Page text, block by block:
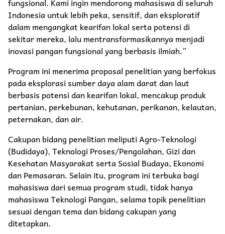
Indonesia untuk lebih peka, sensitif, dan eksploratif
dalam mengangkat kearifan lokal serta potensi di
sekitar mereka, lalu mentransformasikannya menjadi
inovasi pangan fungsional yang berbasis ilmiah.”
Program ini menerima proposal penelitian yang berfokus
pada eksplorasi sumber daya alam darat dan laut
berbasis potensi dan kearifan lokal, mencakup produk
pertanian, perkebunan, kehutanan, perikanan, kelautan,
peternakan, dan air.
Cakupan bidang penelitian meliputi Agro-Teknologi
(Budidaya), Teknologi Proses/Pengolahan, Gizi dan
Kesehatan Masyarakat serta Sosial Budaya, Ekonomi
dan Pemasaran. Selain itu, program ini terbuka bagi
mahasiswa dari semua program studi, tidak hanya
mahasiswa Teknologi Pangan, selama topik penelitian
sesuai dengan tema dan bidang cakupan yang
ditetapkan.